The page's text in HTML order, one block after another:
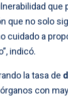
que
que no solo
cuidado a
indicó.
la tasa de
con